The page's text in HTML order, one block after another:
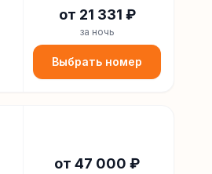
от 21 331 ₽
за ночь
Выбрать номер
от 47 000 ₽